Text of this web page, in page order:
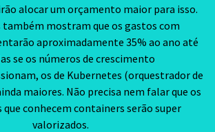
alocar um orçamento maior para isso.
também mostram que os gastos com
aproximadamente 35% ao ano até
se os números de crescimento
os de Kubernetes (orquestrador de
maiores. Não precisa nem falar que os
conhecem containers serão super
valorizados.